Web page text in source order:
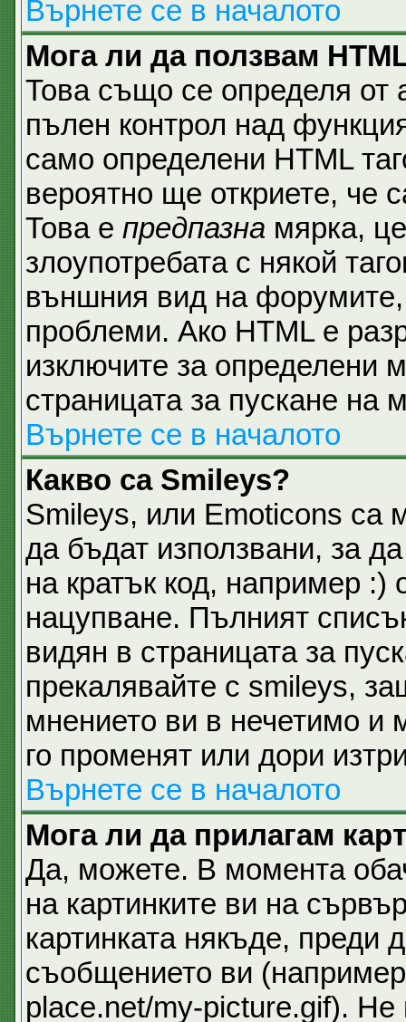
Върнете се в началото
Мога ли да ползвам
Това също се определя от
пълен контрол над
само определени HTML
вероятно ще откриете, че
Това е предпазна мярка,
злоупотребата с някой
външния вид на форумите,
проблеми. Ако HTML е
изключите за определени
страницата за пускане на
Върнете се в началото
Какво са Smileys?
Smileys, или Emoticons са
да бъдат използвани, за
на кратък код, например :)
нацупване. Пълният
видян в страницата за
прекалявайте с smileys,
мнението ви в нечетимо и
го променят или дори
Върнете се в началото
Мога ли да прилагам
Да, можете. В момента
на картинките ви на
картинката някъде,
съобщението ви
place.net/my-picture.gif). Не